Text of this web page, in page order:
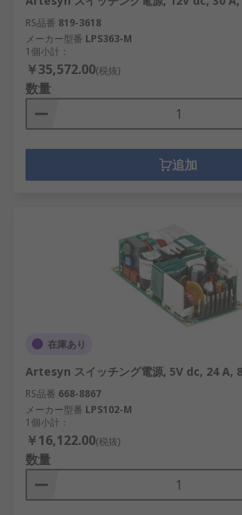
RS品番 819-3618
メーカー型番 LPS363-M
1個小計：
￥35,572.00(税抜)
数量
追加
在庫あり
Artesyn スイッチング電源, 5V dc, 24 A,
RS品番 668-8867
メーカー型番 LPS102-M
1個小計：
￥16,122.00(税抜)
数量